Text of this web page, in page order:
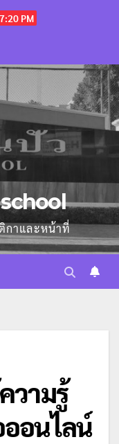
PM
school
กาและหน้าที่
วามรู้
อนไลน์